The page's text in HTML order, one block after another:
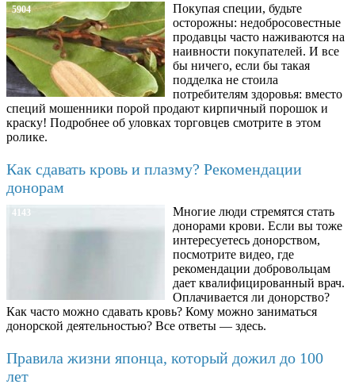
5904
Покупая специи, будьте
осторожны: недобросовестные
продавцы часто наживаются на
наивности покупателей. И все
бы ничего, если бы такая
подделка не стоила
потребителям здоровья: вместо
специй мошенники порой продают кирпичный порошок и
краску! Подробнее об уловках торговцев смотрите в этом
ролике.
Как сдавать кровь и плазму? Рекомендации
донорам
4143
Многие люди стремятся стать
донорами крови. Если вы тоже
интересуетесь донорством,
посмотрите видео, где
рекомендации добровольцам
дает квалифицированный врач.
Оплачивается ли донорство?
Как часто можно сдавать кровь? Кому можно заниматься
донорской деятельностью? Все ответы — здесь.
Правила жизни японца, который дожил до 100
лет